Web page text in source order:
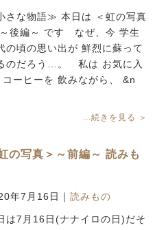
さな物語≫ 本日は ＜虹の写真
後編～ です なぜ、今 学生
の頃の思い出が 鮮烈に蘇って
のだろう…。 私は お気に入
ーヒーを 飲みながら、 &n
...続きを見る ＞
の写真＞～前編～ 読みも
年7月16日 ｜読みもの
は7月16日(ナナイロの日)だそ